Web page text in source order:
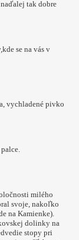
tak dobre
se na vás v
vychladené pivko
milého
svoje, nakoľko
na Kamienke).
dolinky na
stopy pri